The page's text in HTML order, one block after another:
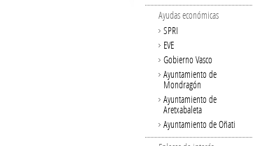
Ayudas económicas
SPRI
EVE
Gobierno Vasco
Ayuntamiento de
Mondragón
Ayuntamiento de
Aretxabaleta
Ayuntamiento de Oñati